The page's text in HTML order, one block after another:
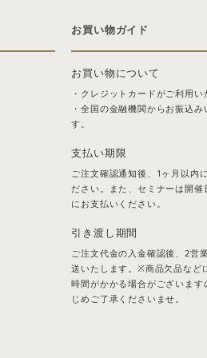
お買い物ガイド
お買い物について
・クレジットカードがご利用い
・全国の金融機関からお振込み
す。
支払い期限
ご注文確認通知後、1ヶ月以内
ださい。また、セミナーは開催
にお支払いください。
引き渡し期間
ご注文代金の入金確認後、2営
送いたします。※商品欠品など
時間がかかる場合がございます
じめご了承くださいませ。